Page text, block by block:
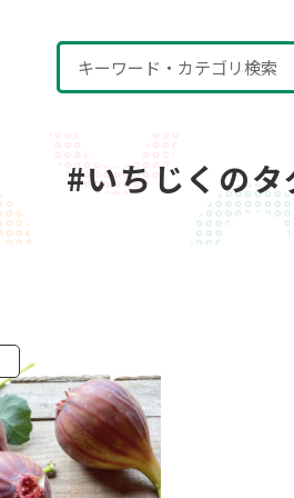
キーワード・カテゴリ検索
#いちじくの